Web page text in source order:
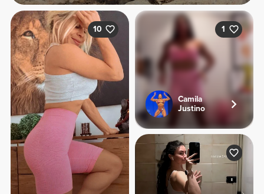
10 1
Camila
Justino